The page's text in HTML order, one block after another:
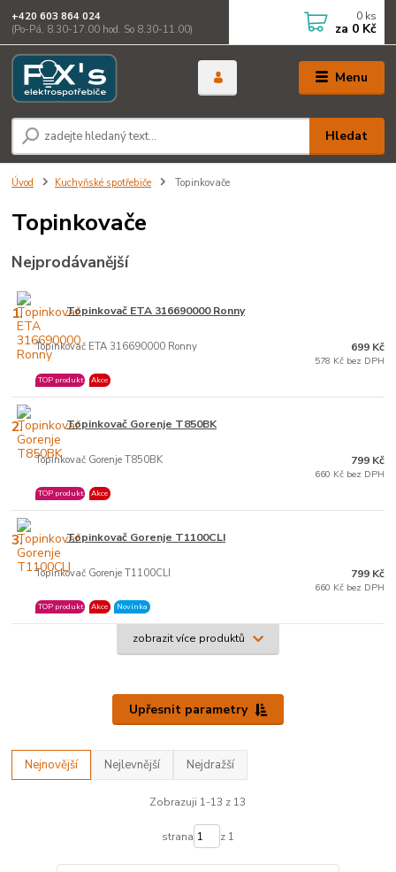
Menu
Hledat
+420 603 864 024
(Po-Pá, 8.30-17.00 hod. So 8.30-11.00)
0 ks
za 0 Kč
Úvod Kuchyňské spotřebiče Topinkovače
Topinkovače
Nejprodávanější
1. Topinkovač ETA 316690000 Ronny
Topinkovač ETA 316690000 Ronny
TOP produkt Akce
699 Kč
578 Kč bez DPH
2. Topinkovač Gorenje T850BK
Topinkovač Gorenje T850BK
TOP produkt Akce
799 Kč
660 Kč bez DPH
3. Topinkovač Gorenje T1100CLI
Topinkovač Gorenje T1100CLI
TOP produkt Akce Novinka
799 Kč
660 Kč bez DPH
zobrazit více produktů
Upřesnit parametry
Nejnovější Nejlevnější Nejdražší
Zobrazuji 1-13 z 13
strana z 1